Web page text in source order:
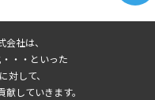
社は、
・・といった
対して、
していきます。